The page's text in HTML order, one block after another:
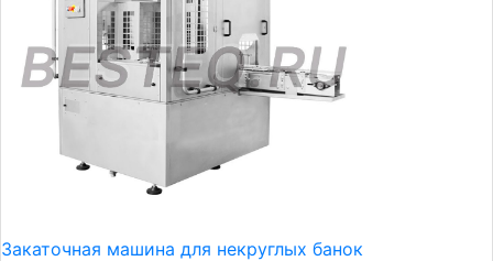
Закаточная машина для некруглых банок